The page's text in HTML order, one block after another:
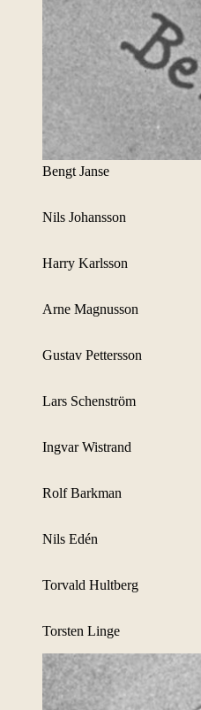
Bengt Janse
Nils Johansson
Harry Karlsson
Arne Magnusson
Gustav Pettersson
Lars Schenström
Ingvar Wistrand
Rolf Barkman
Nils Edén
Torvald Hultberg
Torsten Linge